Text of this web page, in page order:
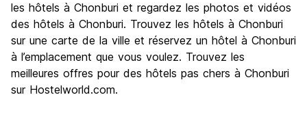
les hôtels à Chonburi et regardez les photos et vidéos
des hôtels à Chonburi. Trouvez les hôtels à Chonburi
sur une carte de la ville et réservez un hôtel à Chonburi
à l’emplacement que vous voulez. Trouvez les
meilleures offres pour des hôtels pas chers à Chonburi
sur Hostelworld.com.